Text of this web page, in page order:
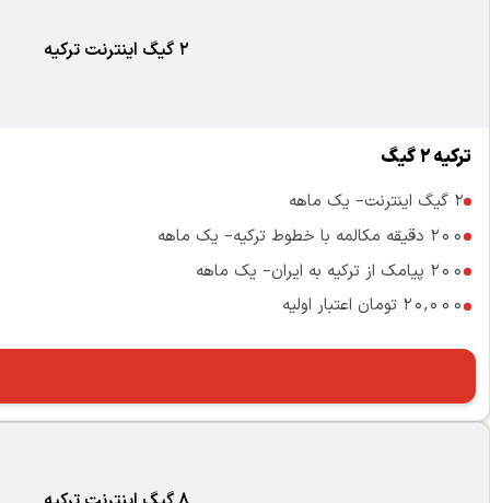
2 گیگ اینترنت ترکیه
ترکیه 2 گیگ
2 گیگ اینترنت– یک ماهه
200 دقیقه مکالمه با خطوط ترکیه– یک ماهه
200 پیامک از ترکیه به ایران– یک ماهه
20,000 تومان اعتبار اولیه